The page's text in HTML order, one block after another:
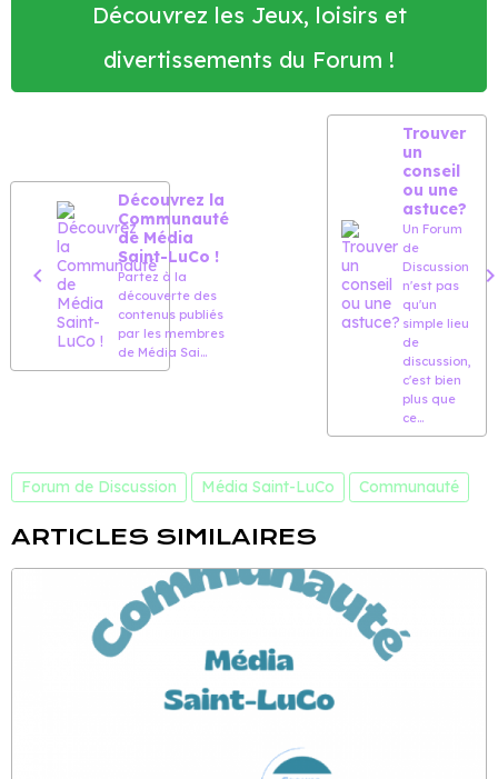
Découvrez les Jeux, loisirs et
divertissements du Forum !
Découvrez la
Communauté
de Média
Saint-LuCo !
Partez à la
découverte des
contenus publiés
par les membres
de Média Sai...
Trouver
un
conseil
ou une
astuce?
Un Forum
de
Discussion
n'est pas
qu'un
simple lieu
de
discussion,
c'est bien
plus que
ce...
Forum de Discussion Média Saint-LuCo Communauté
ARTICLES SIMILAIRES